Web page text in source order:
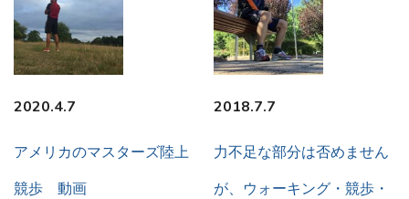
2020.4.7
アメリカのマスターズ陸上
競歩 動画
2018.7.7
力不足な部分は否めません
が、ウォーキング・競歩・